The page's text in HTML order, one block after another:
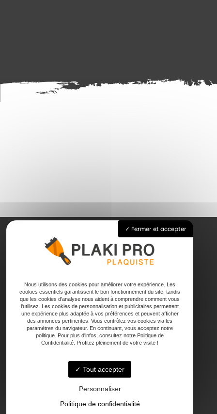
Accueil
Joints
Faux plafond
Contact
47000 Agen
Fermer et accepter
Nous utilisons des cookies pour améliorer votre expérience. Les
cookies essentiels garantissent le bon fonctionnement du site, tandis
que les cookies d'analyse nous aident à comprendre comment vous
l'utilisez. Les cookies de personnalisation et publicitaires permettent
une expérience plus adaptée à vos préférences et peuvent afficher
des annonces pertinentes. Vous contrôlez vos cookies via les
paramètres du navigateur. En continuant, vous acceptez notre
politique. Pour plus d'infos, consultez notre Politique de
Confidentialité. Profitez pleinement de votre visite !
Tout accepter
Personnaliser
Politique de confidentialité